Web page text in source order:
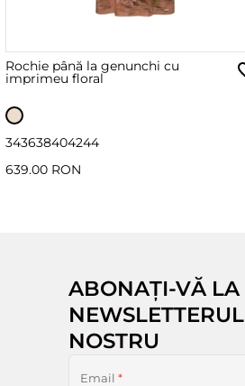
Rochie până la genunchi cu
imprimeu floral
343638404244
639.00 RON
ABONAȚI-VĂ LA
NEWSLETTERUL
NOSTRU
Email *